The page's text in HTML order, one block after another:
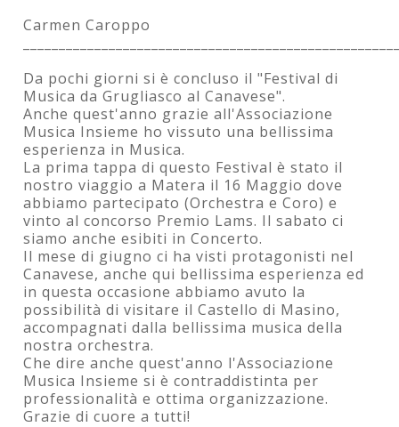
Carmen Caroppo
Da pochi giorni si è concluso il "Festival di
Musica da Grugliasco al Canavese".
Anche quest'anno grazie all'Associazione
Musica Insieme ho vissuto una bellissima
esperienza in Musica.
La prima tappa di questo Festival è stato il
nostro viaggio a Matera il 16 Maggio dove
abbiamo partecipato (Orchestra e Coro) e
vinto al concorso Premio Lams. Il sabato ci
siamo anche esibiti in Concerto.
Il mese di giugno ci ha visti protagonisti nel
Canavese, anche qui bellissima esperienza ed
in questa occasione abbiamo avuto la
possibilità di visitare il Castello di Masino,
accompagnati dalla bellissima musica della
nostra orchestra.
Che dire anche quest'anno l'Associazione
Musica Insieme si è contraddistinta per
professionalità e ottima organizzazione.
Grazie di cuore a tutti!